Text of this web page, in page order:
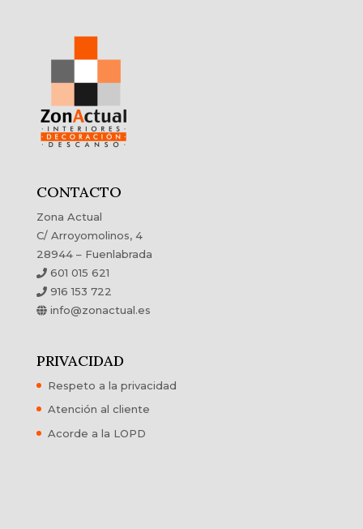
CONTACTO
Zona Actual
C/ Arroyomolinos, 4
28944 – Fuenlabrada
601 015 621
916 153 722
info@zonactual.es
PRIVACIDAD
Respeto a la privacidad
Atención al cliente
Acorde a la LOPD